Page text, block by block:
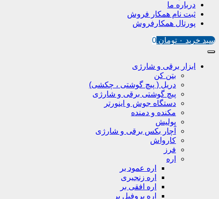
درباره ما
ثبت نام همکار فروش
پورتال همکارفروش
سبد خرید ۰ تومان 0
ابزار برقی و شارژی
بتن کن
دریل ( پیچ گوشتی ، چکشی)
پیچ گوشتی برقی و شارژی
دستگاه جوش و اینورتر
مکنده و دمنده
پولیش
آچار بکس برقی و شارژی
کارواش
فرز
اره
اره عمود بر
اره زنجیری
اره افقی بر
اره پروفیل پر